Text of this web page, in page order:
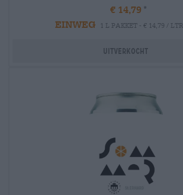
€ 14,79
EINWEG
1 L PAKKET - € 14,79 / LTR
Uitverkocht